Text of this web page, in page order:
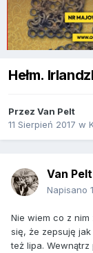
Hełm.
Przez Van Pelt
11 Sierpień 2017 w
Van Pelt
Napisano
Nie wiem co z nim
się, że zepsuję
też lipa.